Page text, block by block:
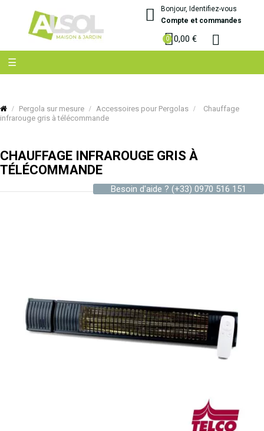
Bonjour, Identifiez-vous
Compte et commandes
0,00 €
Basculer
la
☰
Pergola sur mesure Accessoires pour Pergolas
Chauffage
infrarouge gris à télécommande
CHAUFFAGE INFRAROUGE GRIS À
TÉLÉCOMMANDE
Besoin d'aide ? (+33) 0970 516 151